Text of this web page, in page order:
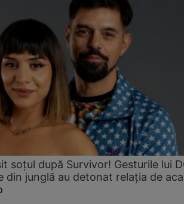
soțul după Survivor! Gesturile lui
din junglă au detonat relația de